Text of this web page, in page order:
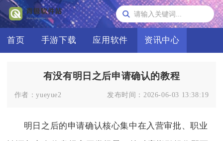
首页 手游下载 应用软件 资讯中心
有没有明日之后申请确认的教程
作者：yueyue2 发布时间： 2026-06-03 13:38:19
明日之后的申请确认核心集中在入营审批、职业